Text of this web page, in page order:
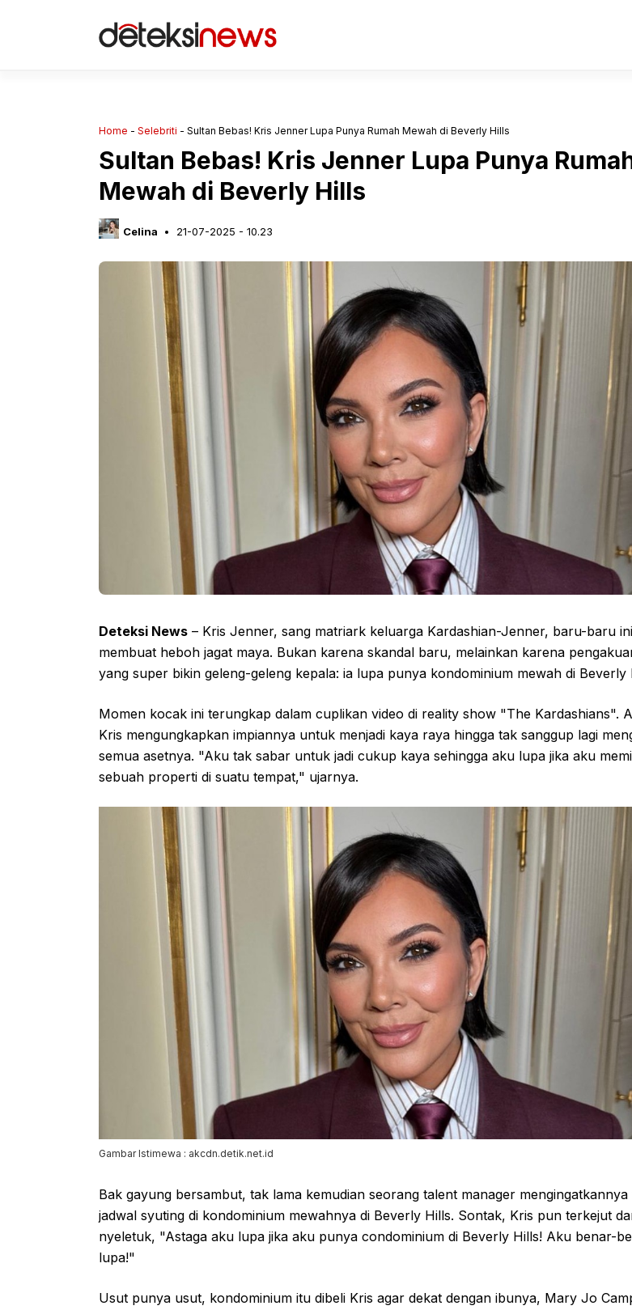
Home - Selebriti - Sultan Bebas! Kris Jenner Lupa Punya Rumah Mewah di Beverly Hills
Sultan Bebas! Kris Jenner Lupa Punya
Mewah di Beverly Hills
Celina 21-07-2025 - 10.23
Deteksi News – Kris Jenner, sang matriark keluarga Kardashian-Jenner, baru-baru ini
membuat heboh jagat maya. Bukan karena skandal baru, melainkan karena
yang super bikin geleng-geleng kepala: ia lupa punya kondominium mewah di Beverly
Momen kocak ini terungkap dalam cuplikan video di reality show "The Kardashians".
Kris mengungkapkan impiannya untuk menjadi kaya raya hingga tak sanggup lagi
semua asetnya. "Aku tak sabar untuk jadi cukup kaya sehingga aku lupa jika aku
sebuah properti di suatu tempat," ujarnya.
Gambar Istimewa : akcdn.detik.net.id
Bak gayung bersambut, tak lama kemudian seorang talent manager mengingatkannya
jadwal syuting di kondominium mewahnya di Beverly Hills. Sontak, Kris pun terkejut
nyeletuk, "Astaga aku lupa jika aku punya condominium di Beverly Hills! Aku benar-
lupa!"
Usut punya usut, kondominium itu dibeli Kris agar dekat dengan ibunya, Mary Jo